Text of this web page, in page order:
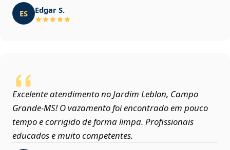
ES Edgar S.
Excelente atendimento no Jardim Leblon, Campo
Grande‑MS! O vazamento foi encontrado em pouco
tempo e corrigido de forma limpa. Profissionais
educados e muito competentes.